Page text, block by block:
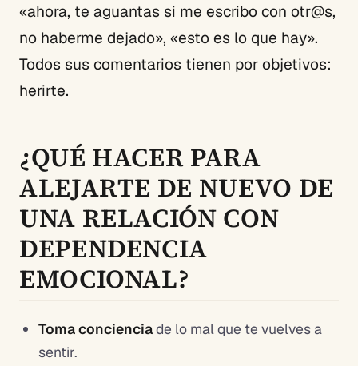
«ahora, te aguantas si me escribo con otr@s,
no haberme dejado», «esto es lo que hay».
Todos sus comentarios tienen por objetivos:
herirte.
¿QUÉ HACER PARA
ALEJARTE DE NUEVO DE
UNA RELACIÓN CON
DEPENDENCIA
EMOCIONAL?
Toma concienciade lo mal que te vuelves a
sentir.